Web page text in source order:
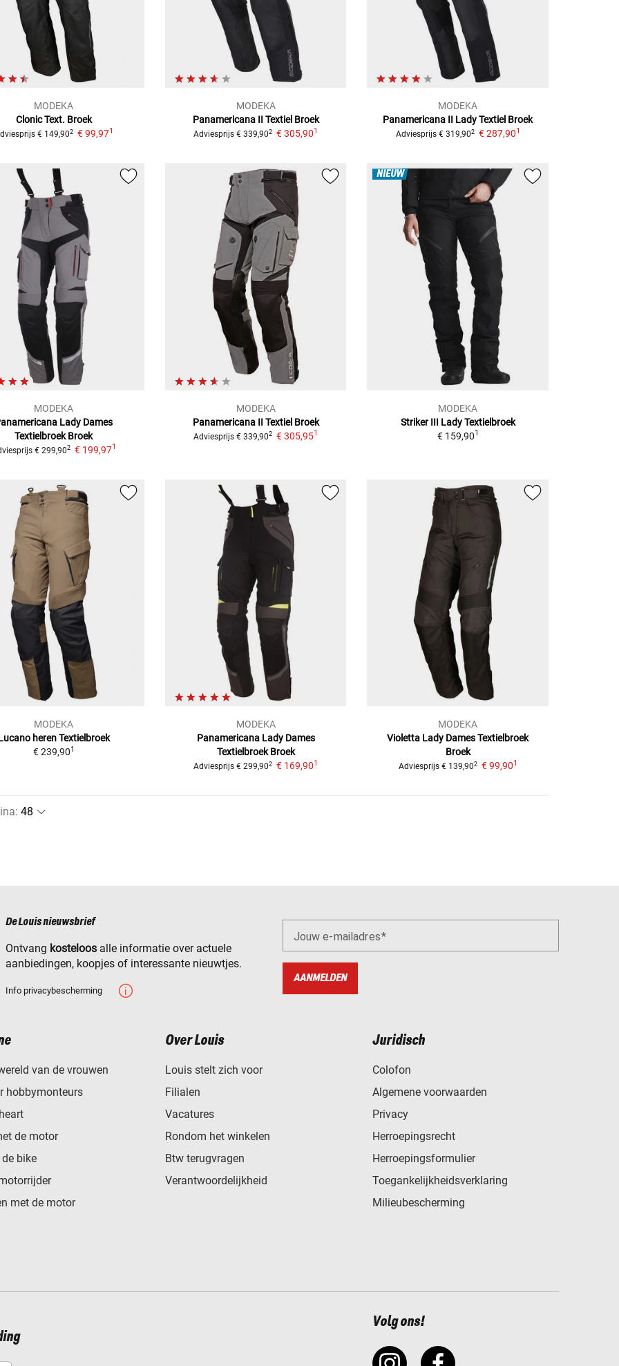
MODEKA
Clonic Text. Broek
€ 149,902 € 99,971
MODEKA
Panamericana II Textiel Broek
Adviesprijs € 339,902 € 305,901
MODEKA
Panamericana II Lady Textiel Broek
Adviesprijs € 319,902 € 287,901
MODEKA
Lady Dames
Textielbroek Broek
€ 299,902 € 199,971
MODEKA
Panamericana II Textiel Broek
Adviesprijs € 339,902 € 305,951
NIEUW
MODEKA
Striker III Lady Textielbroek
€ 159,901
MODEKA
heren Textielbroek
€ 239,901
MODEKA
Panamericana Lady Dames
Textielbroek Broek
Adviesprijs € 299,902 € 169,901
MODEKA
Violetta Lady Dames Textielbroek
Broek
Adviesprijs € 139,902 € 99,901
:
De Louis nieuwsbrief
Ontvang kosteloos alle informatie over actuele
aanbiedingen, koopjes of interessante nieuwtjes.
Info privacybescherming
Jouw e-mailadres
AANMELDEN
van de vrouwen
hobbymonteurs
de motor
bike
met de motor
Over Louis
Louis stelt zich voor
Filialen
Vacatures
Rondom het winkelen
Btw terugvragen
Verantwoordelijkheid
Juridisch
Colofon
Algemene voorwaarden
Privacy
Herroepingsrecht
Herroepingsformulier
Toegankelijkheidsverklaring
Milieubescherming
Volg ons!